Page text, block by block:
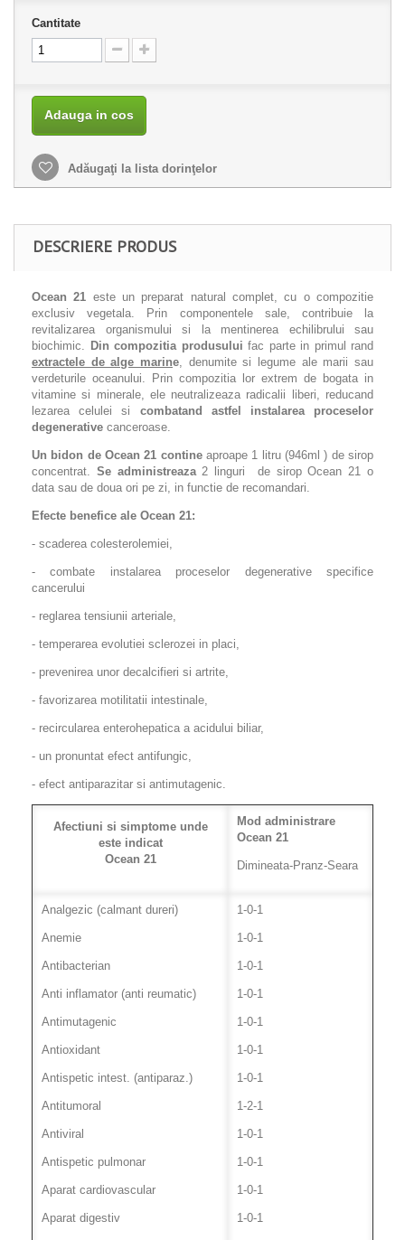
Cantitate
Adauga in cos
Adăugaţi la lista dorinţelor
DESCRIERE PRODUS
Ocean 21 este un preparat natural complet, cu o compozitie
exclusiv vegetala. Prin componentele sale, contribuie la
revitalizarea organismului si la mentinerea echilibrului sau
biochimic. Din compozitia produsului fac parte in primul rand
extractele de alge marine, denumite si legume ale marii sau
verdeturile oceanului. Prin compozitia lor extrem de bogata in
vitamine si minerale, ele neutralizeaza radicalii liberi, reducand
lezarea celulei si combatand astfel instalarea proceselor
degenerative canceroase.
Un bidon de Ocean 21 contineaproape 1 litru (946ml ) de sirop
concentrat. Se administreaza2 linguri de sirop Ocean 21 o
data sau de doua ori pe zi, in functie de recomandari.
Efecte benefice ale Ocean 21:
- scaderea colesterolemiei,
- combate instalarea proceselor degenerative specifice
cancerului
- reglarea tensiunii arteriale,
- temperarea evolutiei sclerozei in placi,
- prevenirea unor decalcifieri si artrite,
- favorizarea motilitatii intestinale,
- recircularea enterohepatica a acidului biliar,
- un pronuntat efect antifungic,
- efect antiparazitar si antimutagenic.
Afectiuni si simptome unde
este indicat
Ocean 21
Mod administrare
Ocean 21
Dimineata-Pranz-Seara
Analgezic (calmant dureri)
Anemie
Antibacterian
Anti inflamator (anti reumatic)
Antimutagenic
Antioxidant
Antispetic intest. (antiparaz.)
Antitumoral
Antiviral
Antispetic pulmonar
Aparat cardiovascular
Aparat digestiv
1-0-1
1-0-1
1-0-1
1-0-1
1-0-1
1-0-1
1-0-1
1-2-1
1-0-1
1-0-1
1-0-1
1-0-1